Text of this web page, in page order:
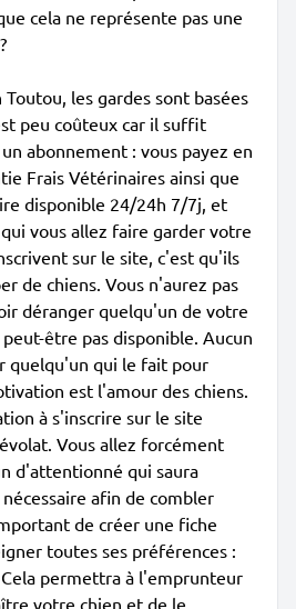
cela ne représente pas une
les gardes sont basées
peu coûteux car il suffit
abonnement : vous payez en
Frais Vétérinaires ainsi que
disponible 24/24h 7/7j, et
vous allez faire garder votre
sur le site, c'est qu'ils
de chiens. Vous n'aurez pas
déranger quelqu'un de votre
être pas disponible. Aucun
quelqu'un qui le fait pour
est l'amour des chiens.
à s'inscrire sur le site
Vous allez forcément
d'attentionné qui saura
afin de combler
de créer une fiche
toutes ses préférences :
permettra à l'emprunteur
votre chien et de le